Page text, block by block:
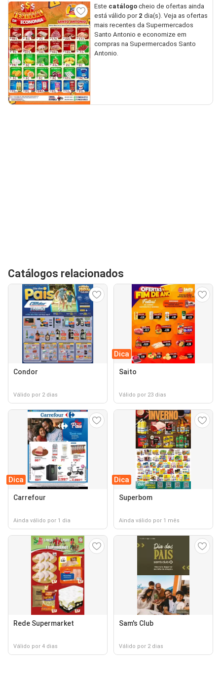
Este catálogocheio de ofertas ainda
está válido por 2 dia(s). Veja as ofertas
mais recentes da Supermercados
Santo Antonio e economize em
compras na Supermercados Santo
Antonio.
Catálogos relacionados
Condor
Válido por 2 dias
Dica
Saito
Válido por 23 dias
Dica
Carrefour
Ainda válido por 1 dia
Dica
Superbom
Ainda válido por 1 mês
Rede Supermarket
Válido por 4 dias
Sam's Club
Válido por 2 dias